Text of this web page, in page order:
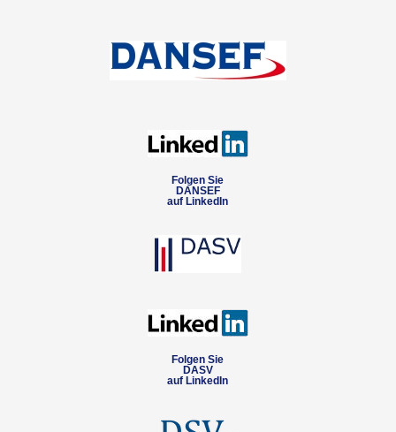
Folgen Sie
DANSEF
auf LinkedIn
Folgen Sie
DASV
auf LinkedIn